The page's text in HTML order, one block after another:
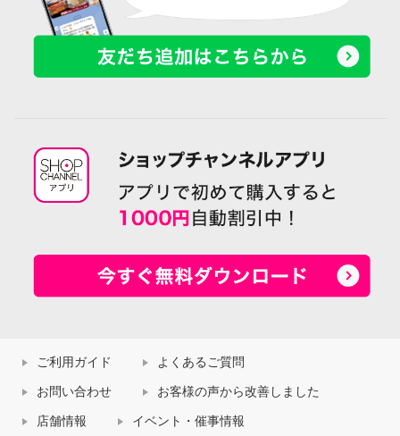
ご利用ガイド よくあるご質問
お問い合わせ お客様の声から改善しました
店舗情報 イベント・催事情報